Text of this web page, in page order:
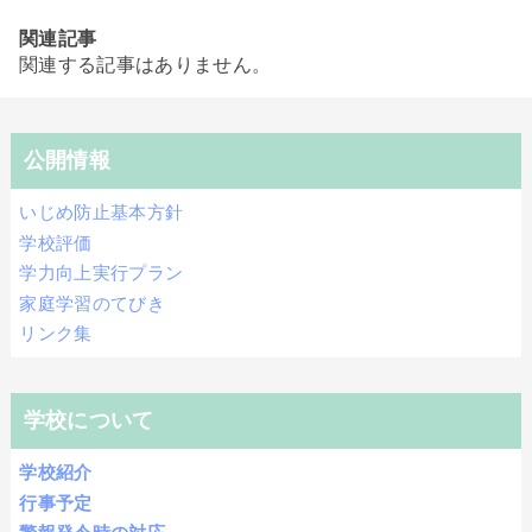
関連記事
関連する記事はありません。
公開情報
いじめ防止基本方針
学校評価
学力向上実行プラン
家庭学習のてびき
リンク集
学校について
学校紹介
行事予定